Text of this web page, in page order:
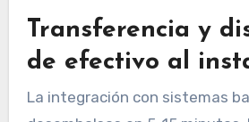
Transferencia y
de efectivo al
La integración con sistemas